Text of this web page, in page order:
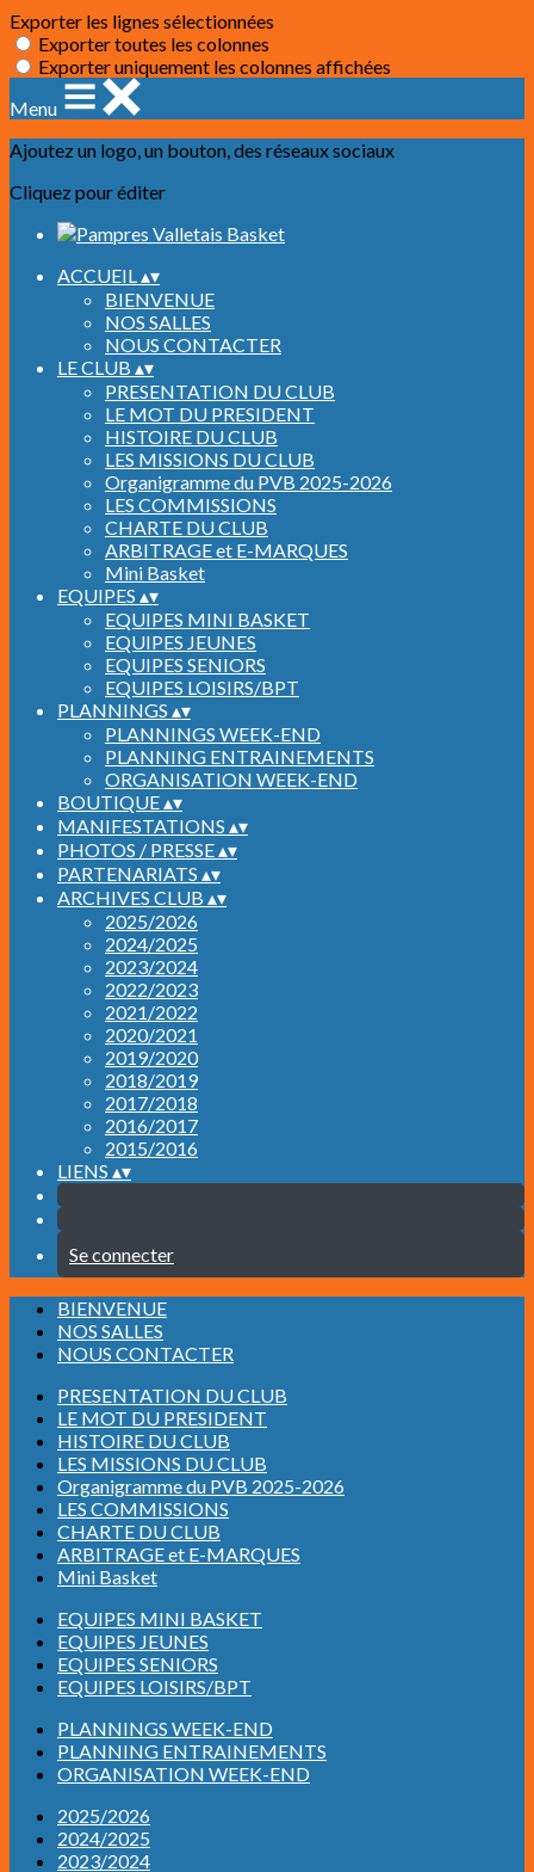
Exporter les lignes sélectionnées
Exporter toutes les colonnes
Exporter uniquement les colonnes affichées
Menu
Ajoutez un logo, un bouton, des réseaux sociaux
Cliquez pour éditer
ACCUEIL▴▾
BIENVENUE
NOS SALLES
NOUS CONTACTER
LE CLUB ▴▾
PRESENTATION DU CLUB
LE MOT DU PRESIDENT
HISTOIRE DU CLUB
LES MISSIONS DU CLUB
Organigramme du PVB 2025-2026
LES COMMISSIONS
CHARTE DU CLUB
ARBITRAGE et E-MARQUES
Mini Basket
EQUIPES ▴▾
EQUIPES MINI BASKET
EQUIPES JEUNES
EQUIPES SENIORS
EQUIPES LOISIRS/BPT
PLANNINGS ▴▾
PLANNINGS WEEK-END
PLANNING ENTRAINEMENTS
ORGANISATION WEEK-END
BOUTIQUE▴▾
MANIFESTATIONS ▴▾
PHOTOS / PRESSE▴▾
PARTENARIATS ▴▾
ARCHIVES CLUB ▴▾
2025/2026
2024/2025
2023/2024
2022/2023
2021/2022
2020/2021
2019/2020
2018/2019
2017/2018
2016/2017
2015/2016
LIENS ▴▾
Se connecter
BIENVENUE
NOS SALLES
NOUS CONTACTER
PRESENTATION DU CLUB
LE MOT DU PRESIDENT
HISTOIRE DU CLUB
LES MISSIONS DU CLUB
Organigramme du PVB 2025-2026
LES COMMISSIONS
CHARTE DU CLUB
ARBITRAGE et E-MARQUES
Mini Basket
EQUIPES MINI BASKET
EQUIPES JEUNES
EQUIPES SENIORS
EQUIPES LOISIRS/BPT
PLANNINGS WEEK-END
PLANNING ENTRAINEMENTS
ORGANISATION WEEK-END
2025/2026
2024/2025
2023/2024